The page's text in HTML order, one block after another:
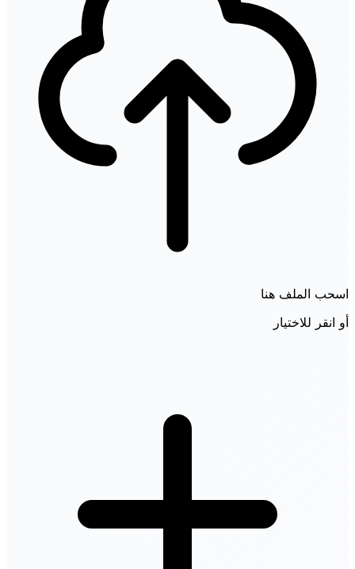
اسحب الملف هنا
أو انقر للاختيار